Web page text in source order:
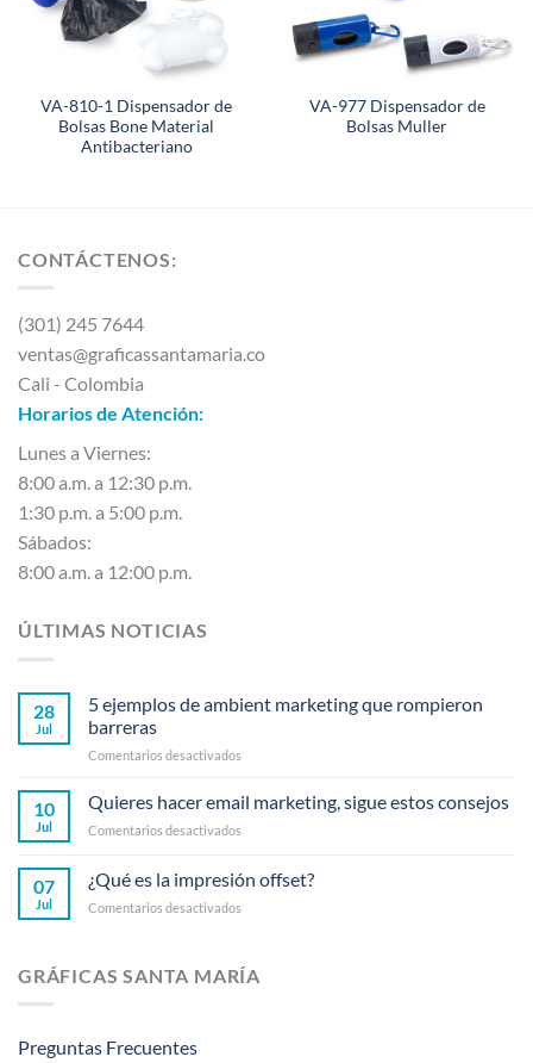
VA-810-1 Dispensador de
Bolsas Bone Material
Antibacteriano
VA-977 Dispensador de
Bolsas Muller
CONTÁCTENOS:
(301) 245 7644
ventas@graficassantamaria.co
Cali - Colombia
Horarios de Atención:
Lunes a Viernes:
8:00 a.m. a 12:30 p.m.
1:30 p.m. a 5:00 p.m.
Sábados:
8:00 a.m. a 12:00 p.m.
ÚLTIMAS NOTICIAS
28
Jul
5 ejemplos de ambient marketing que rompieron
barreras
Comentarios desactivados
ejemplos
de
ambient
que
barreras
10
Jul
Quieres hacer email marketing, sigue estos consejos
Comentarios desactivados
email
marketing,
consejos
07
Jul
¿Qué es la impresión offset?
Comentarios desactivados
la
impresión
GRÁFICAS SANTA MARÍA
Preguntas Frecuentes